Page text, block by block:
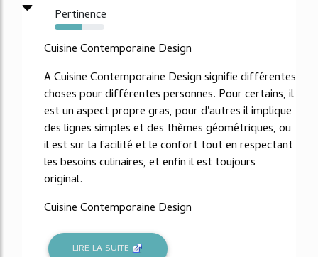
Pertinence
55%
Cuisine Contemporaine Design
A Cuisine Contemporaine Design signifie différentes
choses pour différentes personnes. Pour certains, il
est un aspect propre gras, pour d'autres il implique
des lignes simples et des thèmes géométriques, ou
il est sur la facilité et le confort tout en respectant
les besoins culinaires, et enfin il est toujours
original.
Cuisine Contemporaine Design
LIRE LA SUITE